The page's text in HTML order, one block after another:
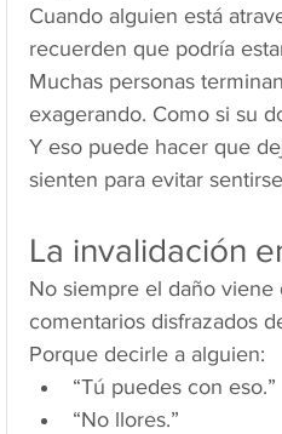
Cuando alguien está
recuerden que podría
Muchas personas
exagerando. Como si su
Y eso puede hacer que
sienten para evitar
La invalidación
No siempre el daño viene
comentarios disfrazados
Porque decirle a alguien:
“Tú puedes con eso.”
“No llores.”